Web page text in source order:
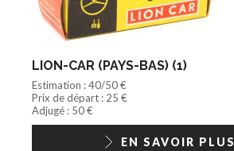
LION-CAR (PAYS-BAS) (1)
Estimation : 40/50 €
Prix de départ : 25 €
Adjugé : 50 €
EN SAVOIR PLUS